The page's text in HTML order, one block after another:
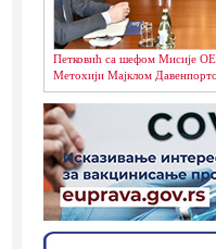
Петковић са шефом Мисије
Метохији Мајклом